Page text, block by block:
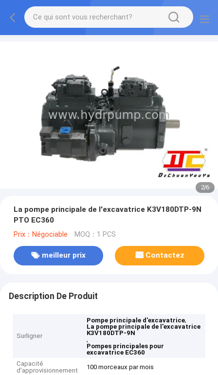
2/6
La pompe principale de l'excavatrice K3V180DTP-9N
PTO EC360
Prix：Négociable MOQ：1 PCS
meilleur prix Contactez
Description De Produit
Surligner
Pompe principale d'excavatrice,
La pompe principale de l'excavatrice
K3V180DTP-9N
,
Pompes principales pour
excavatrice EC360
Capacité
d'approvisionnement
100 morceaux par mois